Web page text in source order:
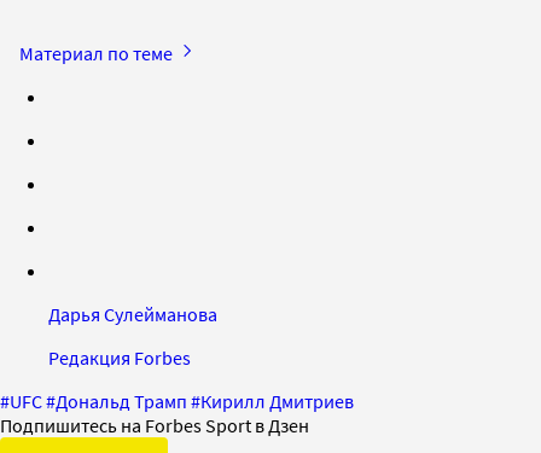
Материал по теме
Дарья Сулейманова
Редакция Forbes
#UFC#Дональд Трамп #Кирилл Дмитриев
Подпишитесь на Forbes Sport в Дзен